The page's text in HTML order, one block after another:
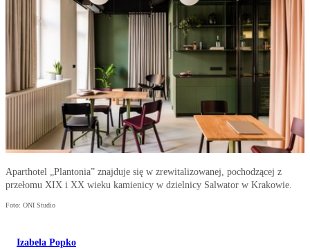
Aparthotel „Plantonia” znajduje się w zrewitalizowanej, pochodzącej z
przełomu XIX i XX wieku kamienicy w dzielnicy Salwator w Krakowie.
Foto: ONI Studio
Izabela Popko